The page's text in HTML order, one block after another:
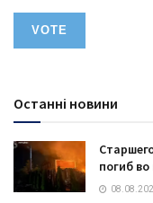
Останні новини
погиб